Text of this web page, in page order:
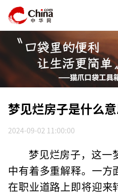
梦见烂房子是什么
2024-09-02 11:00:00
梦见烂房子，这一
中有着多重解释。一
在职业道路上即将迎来